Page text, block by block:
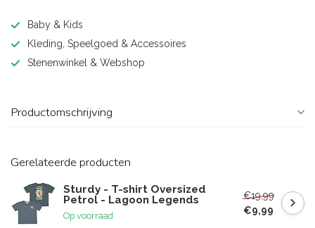
Baby & Kids
Kleding, Speelgoed & Accessoires
Stenenwinkel & Webshop
Productomschrijving
Gerelateerde producten
Sturdy - T-shirt Oversized
Petrol - Lagoon Legends
Op voorraad
€19,99
€9,99